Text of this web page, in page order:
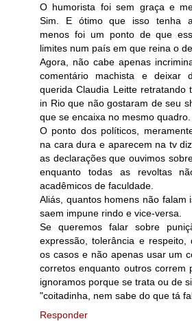
O humorista foi sem graça e
Sim. E ótimo que isso tenha
menos foi um ponto de que
limites num país em que reina o
Agora, não cabe apenas
comentário machista e deixar
querida Claudia Leitte retratando
in Rio que não gostaram de seu
que se encaixa no mesmo quadro.
O ponto dos políticos,
na cara dura e aparecem na tv
as declarações que ouvimos
enquanto todas as revoltas
acadêmicos de faculdade.
Aliás, quantos homens não falam
saem impune rindo e vice-versa.
Se queremos falar sobre
expressão, tolerância e
os casos e não apenas usar um
corretos enquanto outros correm
ignoramos porque se trata ou de
"coitadinha, nem sabe do que tá
Responder